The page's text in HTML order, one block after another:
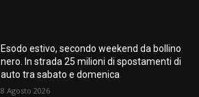
Esodo estivo, secondo weekend da bollino
nero. In strada 25 milioni di spostamenti di
auto tra sabato e domenica
8 Agosto 2026